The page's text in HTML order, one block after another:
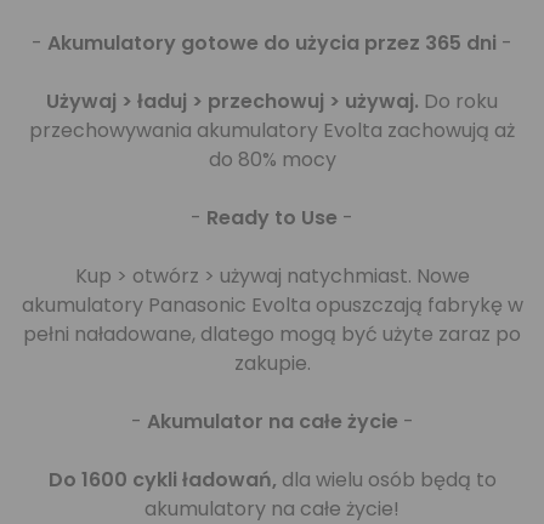
- Akumulatory gotowe do użycia przez 365 dni -
Używaj > ładuj > przechowuj > używaj. Do roku
przechowywania akumulatory Evolta zachowują aż
do 80% mocy
- Ready to Use -
Kup > otwórz > używaj natychmiast. Nowe
akumulatory Panasonic Evolta opuszczają fabrykę w
pełni naładowane, dlatego mogą być użyte zaraz po
zakupie.
- Akumulator na całe życie -
Do 1600 cykli ładowań, dla wielu osób będą to
akumulatory na całe życie!